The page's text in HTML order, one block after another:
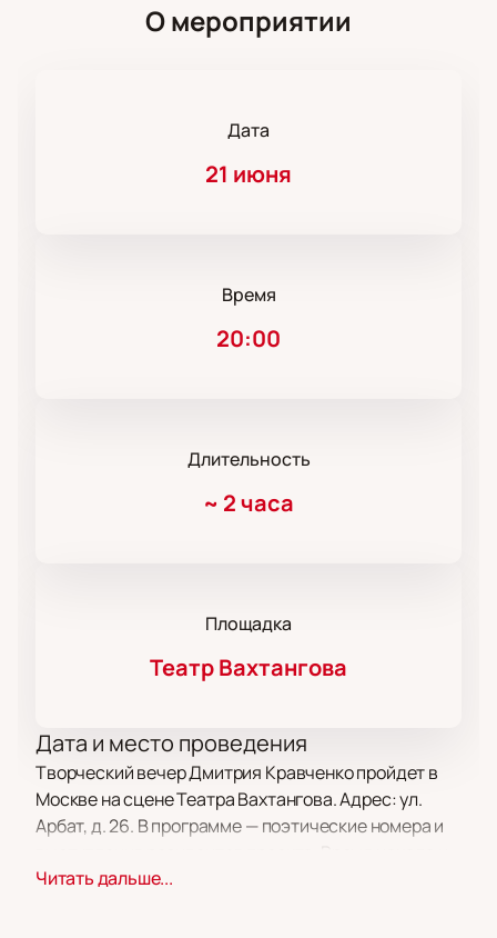
О мероприятии
Дата
21 июня
Время
20:00
Длительность
~ 2 часа
Площадка
Театр Вахтангова
Дата и место проведения
Творческий вечер Дмитрия Кравченко пройдет в
Москве на сцене Театра Вахтангова. Адрес: ул.
Арбат, д. 26. В программе — поэтические номера и
продолжительность указаны при оформлении
Читать дальше...